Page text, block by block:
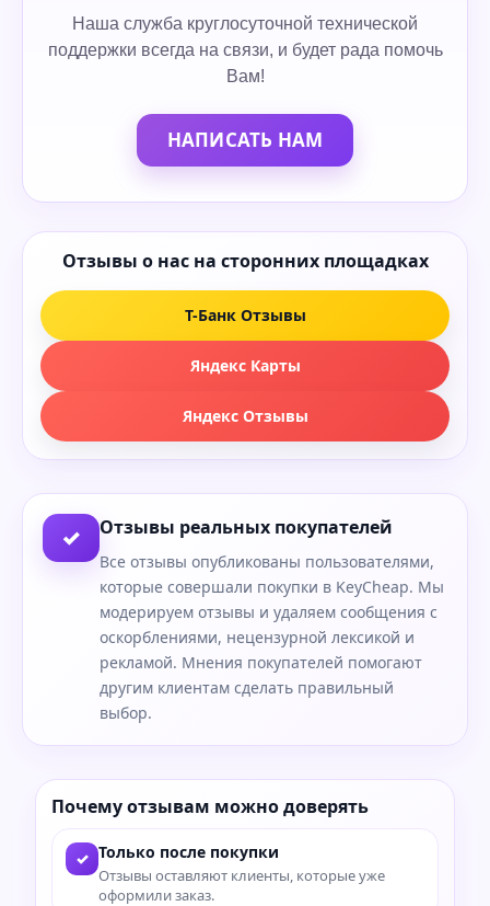
Наша служба круглосуточной технической
поддержки всегда на связи, и будет рада помочь
Вам!
НАПИСАТЬ НАМ
Отзывы о нас на сторонних площадках
Т-Банк Отзывы
Яндекс Карты
Яндекс Отзывы
✓ Отзывы реальных покупателей
Все отзывы опубликованы пользователями,
которые совершали покупки в KeyCheap. Мы
модерируем отзывы и удаляем сообщения с
оскорблениями, нецензурной лексикой и
рекламой. Мнения покупателей помогают
другим клиентам сделать правильный
выбор.
Почему отзывам можно доверять
✓ Только после покупки
Отзывы оставляют клиенты, которые уже
оформили заказ.